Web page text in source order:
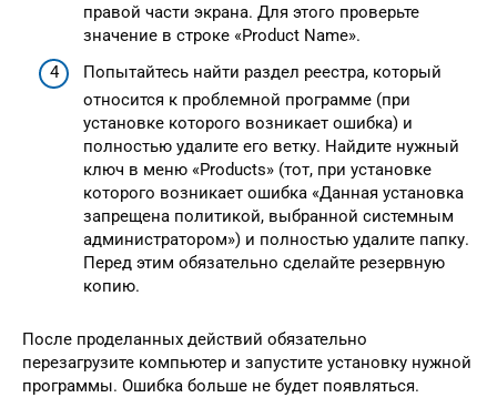
правой части экрана. Для этого проверьте
значение в строке «Product Name».
Попытайтесь найти раздел реестра, который
относится к проблемной программе (при
установке которого возникает ошибка) и
полностью удалите его ветку. Найдите нужный
ключ в меню «Products» (тот, при установке
которого возникает ошибка «Данная установка
запрещена политикой, выбранной системным
администратором») и полностью удалите папку.
Перед этим обязательно сделайте резервную
копию.
После проделанных действий обязательно
перезагрузите компьютер и запустите установку нужной
программы. Ошибка больше не будет появляться.